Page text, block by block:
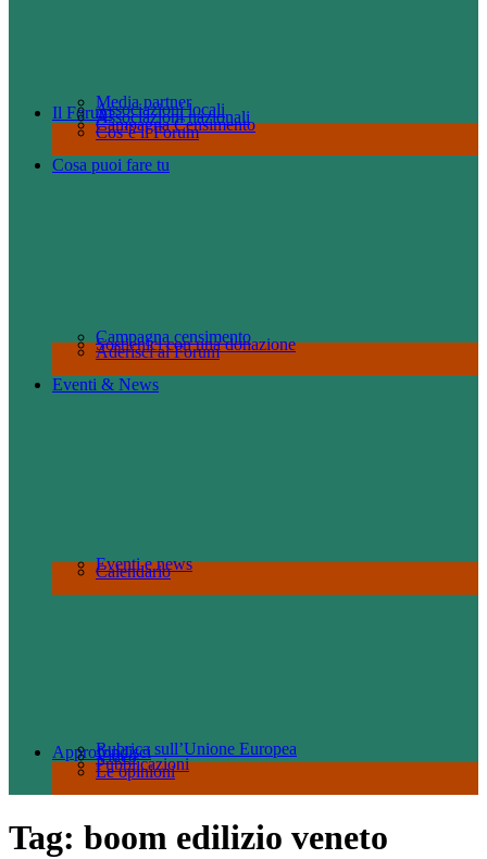
Il Forum
Cos’è il Forum
Campagna Censimento
Associazioni nazionali
Associazioni locali
Media partner
Cosa puoi fare tu
Aderisci al Forum
Sostienici con una donazione
Campagna censimento
Eventi & News
Calendario
Eventi e news
Approfondisci
Le opinioni
Pubblicazioni
Video
Rubrica sull’Unione Europea
Tag: boom edilizio veneto